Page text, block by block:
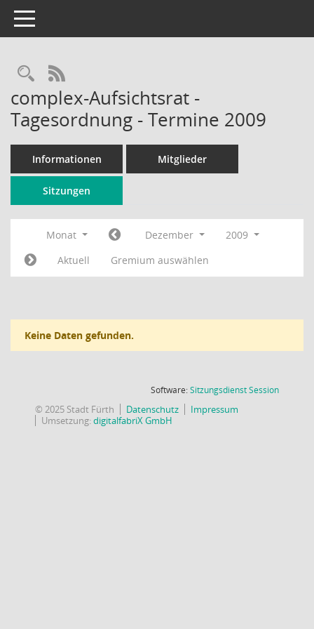
Toggle navigation
Rechercheauswahl
RSS-Feed
complex-Aufsichtsrat -
Tagesordnung - Termine 2009
Informationen Mitglieder
Sitzungen
Monat Dezember
2009
Aktuell
Gremium auswählen
Keine Daten gefunden.
Software:SitzungsdienstSession(Wird in
© 2025 Stadt Fürth Datenschutz
Impressum
Umsetzung:digitalfabriX GmbH